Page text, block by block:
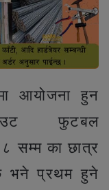
आयोजना हुन
फुटबल
८ सम्म का छात्र
भने प्रथम हुने